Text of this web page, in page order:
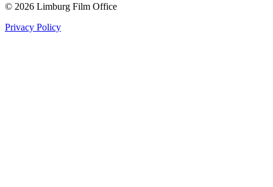
© 2026 Limburg Film Office
Privacy Policy